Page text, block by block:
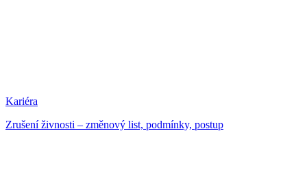
Kariéra
Zrušení živnosti – změnový list, podmínky, postup